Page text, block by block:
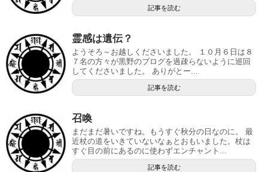
記事を読む
霊感は遺伝？
ようそろ～お越しくださいました。 １０月６日は８
７名の方々が黒野のブログを過疎らないように巡回
してくださいました。 ありがとー...
記事を読む
召喚
まだまだ暑いですね。もうすぐ秋分の日なのに。 最
近杖の道をいきていないなぁとおもいました。杖は
すぐ目の前にあるのに使わずエンチャント...
記事を読む